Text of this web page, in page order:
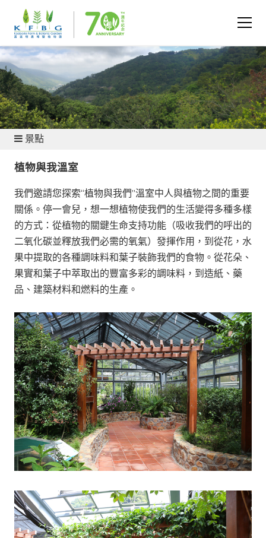
遊覽本園
景點
植物與我溫室
我們邀請您探索“植物與我們”溫室中人與植物之間的重要
關係。停一會兒，想一想植物使我們的生活變得多種多樣
的方式：從植物的關鍵生命支持功能（吸收我們的呼出的
二氧化碳並釋放我們必需的氧氣）發揮作用，到從花，水
果中提取的各種調味料和葉子裝飾我們的食物。從花朵、
果實和葉子中萃取出的豐富多彩的調味料，到造紙、藥
品、建築材料和燃料的生產。